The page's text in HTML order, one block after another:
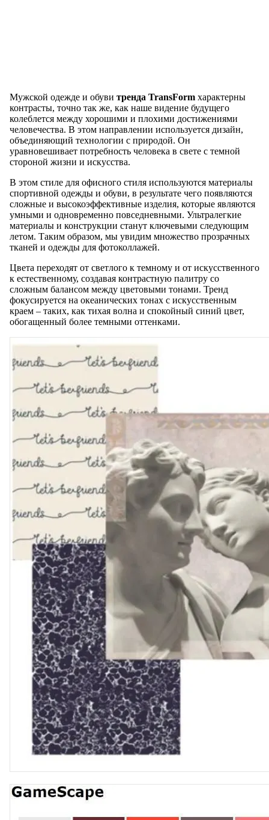
Мужской одежде и обуви тренда TransForm характерны
контрасты, точно так же, как наше видение будущего
колеблется между хорошими и плохими достижениями
человечества. В этом направлении используется дизайн,
объединяющий технологии с природой. Он
уравновешивает потребность человека в свете с темной
стороной жизни и искусства.
В этом стиле для офисного стиля используются материалы
спортивной одежды и обуви, в результате чего появляются
сложные и высокоэффективные изделия, которые являются
умными и одновременно повседневными. Ультралегкие
материалы и конструкции станут ключевыми следующим
летом. Таким образом, мы увидим множество прозрачных
тканей и одежды для фотоколлажей.
Цвета переходят от светлого к темному и от искусственного
к естественному, создавая контрастную палитру со
сложным балансом между цветовыми тонами. Тренд
фокусируется на океанических тонах с искусственным
краем – таких, как тихая волна и спокойный синий цвет,
обогащенный более темными оттенками.